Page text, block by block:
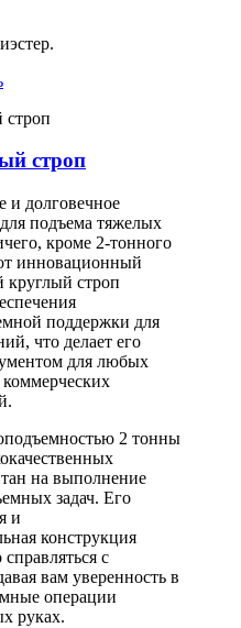
строп
долговечное
подъема тяжелых
кроме 2-тонного
инновационный
круглый строп
поддержки для
что делает его
для любых
2 тонны
на выполнение
задач. Его
и
конструкция
с
вам уверенность в
операции
руках.